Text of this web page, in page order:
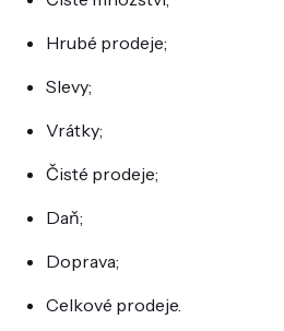
Hrubé prodeje;
Slevy;
Vrátky;
Čisté prodeje;
Daň;
Doprava;
Celkové prodeje.